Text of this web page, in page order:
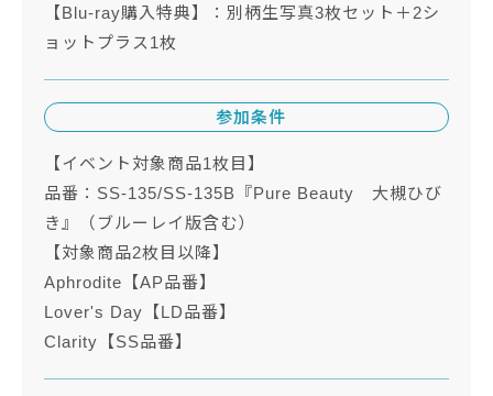
【Blu-ray購入特典】：別柄生写真3枚セット＋2シ
ョットプラス1枚
参加条件
【イベント対象商品1枚目】
品番：SS-135/SS-135B『Pure Beauty 大槻ひび
き』（ブルーレイ版含む）
【対象商品2枚目以降】
Aphrodite【AP品番】
Lover's Day【LD品番】
Clarity【SS品番】